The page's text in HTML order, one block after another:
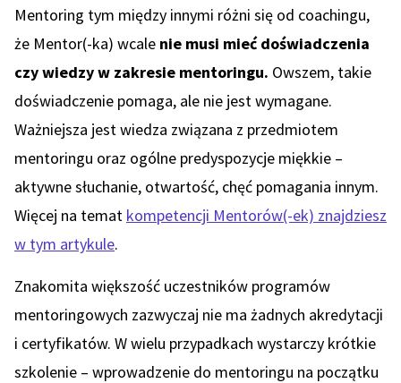
Mentoring tym między innymi różni się od coachingu,
że Mentor(-ka) wcale nie musi mieć doświadczenia
czy wiedzy w zakresie mentoringu. Owszem, takie
doświadczenie pomaga, ale nie jest wymagane.
Ważniejsza jest wiedza związana z przedmiotem
mentoringu oraz ogólne predyspozycje miękkie –
aktywne słuchanie, otwartość, chęć pomagania innym.
Więcej na temat kompetencji Mentorów(-ek) znajdziesz
w tym artykule.
Znakomita większość uczestników programów
mentoringowych zazwyczaj nie ma żadnych akredytacji
i certyfikatów. W wielu przypadkach wystarczy krótkie
szkolenie – wprowadzenie do mentoringu na początku